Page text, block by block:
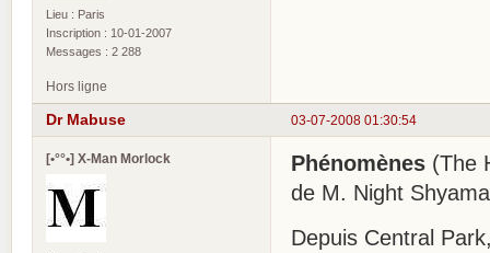
Lieu : Paris
Inscription : 10-01-2007
Messages : 2 288
Hors ligne
03-07-2008 01:30:54
Dr Mabuse
[•°°•] X-Man Morlock Phénomènes (The
de M. Night
Depuis Central